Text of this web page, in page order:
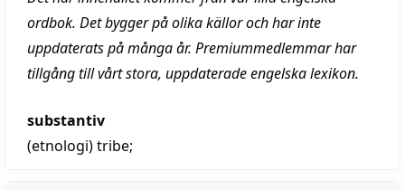
ordbok. Det bygger på olika källor och har inte
uppdaterats på många år. Premiummedlemmar har
tillgång till vårt stora, uppdaterade engelska lexikon.
substantiv
(etnologi)tribe;